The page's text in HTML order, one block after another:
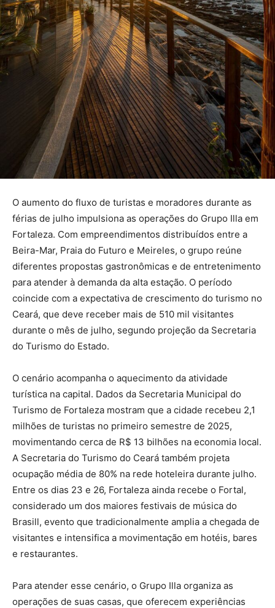
O aumento do fluxo de turistas e moradores durante as
férias de julho impulsiona as operações do Grupo Illa em
Fortaleza. Com empreendimentos distribuídos entre a
Beira-Mar, Praia do Futuro e Meireles, o grupo reúne
diferentes propostas gastronômicas e de entretenimento
para atender à demanda da alta estação. O período
coincide com a expectativa de crescimento do turismo no
Ceará, que deve receber mais de 510 mil visitantes
durante o mês de julho, segundo projeção da Secretaria
do Turismo do Estado.
O cenário acompanha o aquecimento da atividade
turística na capital. Dados da Secretaria Municipal do
Turismo de Fortaleza mostram que a cidade recebeu 2,1
milhões de turistas no primeiro semestre de 2025,
movimentando cerca de R$ 13 bilhões na economia local.
A Secretaria do Turismo do Ceará também projeta
ocupação média de 80% na rede hoteleira durante julho.
Entre os dias 23 e 26, Fortaleza ainda recebe o Fortal,
considerado um dos maiores festivais de música do
Brasill, evento que tradicionalmente amplia a chegada de
visitantes e intensifica a movimentação em hotéis, bares
e restaurantes.
Para atender esse cenário, o Grupo Illa organiza as
operações de suas casas, que oferecem experiências